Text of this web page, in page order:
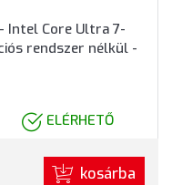
Intel Core Ultra 7-
rendszer nélkül -
ELÉRHETŐ
kosárba